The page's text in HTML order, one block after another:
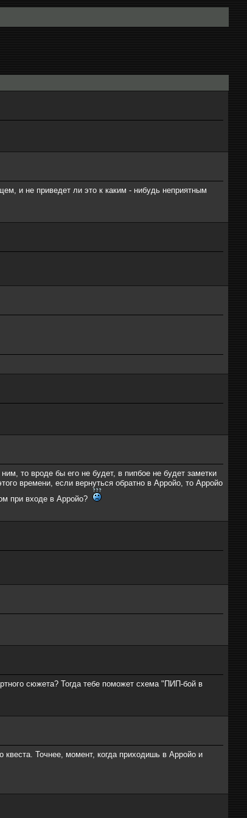
и не приведет ли это к каким - нибудь неприятным
то вроде бы его не будет, в пипбое не будет заметки
времени, если вернуться обратно в Арройо, то Арройо
при входе в Арройо?
сюжета? Тогда тебе поможет схема "ПИП-бой в
Точнее, момент, когда приходишь в Арройо и